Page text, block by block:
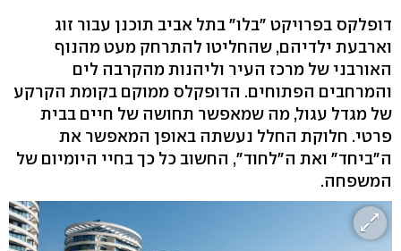
דופלקס בפרויקט "בלו" בתל אביב תוכנן עבור זוג
וארבעת ילדיהם, שהחליטו להתרחק מעט מהנוף
האורבני של מרכז העיר וליהנות מהקרבה לים
והמרחבים הפתוחים. הדופקלס ממוקם בקומת הקרקע
של מגדל עגול, מה שמאפשר תחושה של חיים בבית
פרטי. חלוקת החלל נעשתה באופן המאפשר את
ה"ביחד" ואת ה"לחוד", החשוב כל כך בחיי היומיום של
המשפחה.